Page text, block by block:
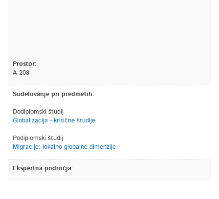
Prostor:
A 208
Sodelovanje pri predmetih:
Dodiplomski študij
Globalizacija - kritične študije
Podiplomski študij
Migracije: lokalno globalne dimenzije
Ekspertna področja: